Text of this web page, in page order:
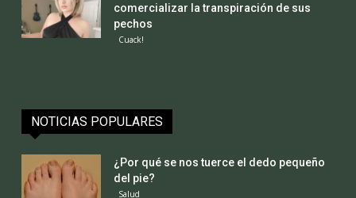
comercializar la transpiración de sus
pechos
Cuack!
NOTICIAS POPULARES
¿Por qué se nos tuerce el dedo pequeño
del pie?
Salud